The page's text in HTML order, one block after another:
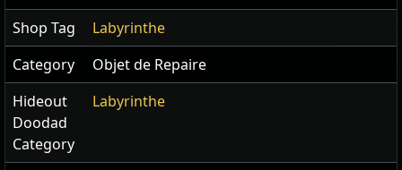
Shop Tag
Labyrinthe
Category
Objet de Repaire
Hideout
Doodad
Category
Labyrinthe